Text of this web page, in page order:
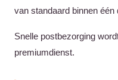
van standaard binnen één
Snelle postbezorging
premiumdienst.